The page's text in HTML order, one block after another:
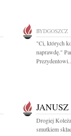
BYDGOSZCZ
"Ci, których
naprawdę."
Drogiej
smutkiem